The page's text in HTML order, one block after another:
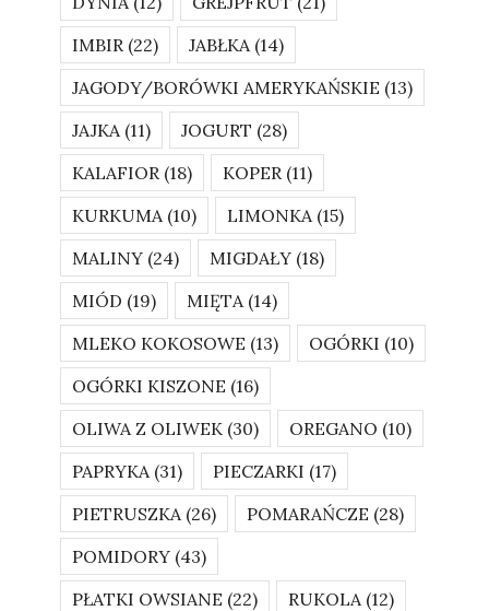
IMBIR (22) JABŁKA(14)
JAGODY/BORÓWKI AMERYKAŃSKIE (13)
JAJKA(11) JOGURT (28)
KALAFIOR (18) KOPER (11)
KURKUMA(10) LIMONKA(15)
MALINY (24) MIGDAŁY (18)
MIÓD (19) MIĘTA(14)
MLEKO KOKOSOWE (13) OGÓRKI (10)
OGÓRKI KISZONE (16)
OLIWA Z OLIWEK (30) OREGANO (10)
PAPRYKA(31) PIECZARKI (17)
PIETRUSZKA(26) POMARAŃCZE (28)
POMIDORY (43)
PŁATKI OWSIANE (22) RUKOLA(12)